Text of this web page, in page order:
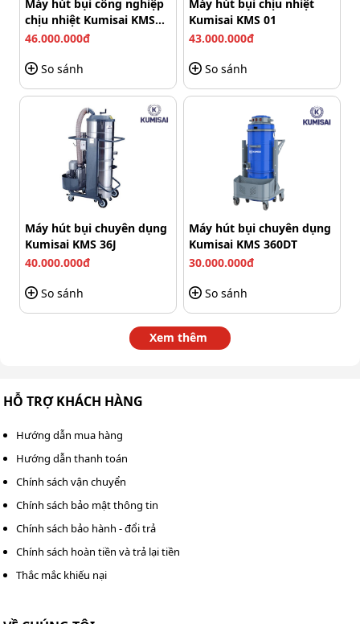
kiệm điện và kéo dài tuổi thọ máy.
Máy hoạt động với 2 động cơ bền bỉ
Với công suất 2400W cùng lưu lượng khí đạt 108L/giây,
sấy khô nhanh bề mặt thảm, ghế hay sàn vải dày chỉ sau
một lần làm việc.
Hệ thống phun – hút kết hợp thông minh
tự động, cho phép phun đều chất tẩy trực tiếp lên bề
mặt thảm hoặc ghế sofa, sau đó hút ngược lại toàn bộ
bụi bẩn và nước thải.
Máy hút bụi công nghiệp
chịu nhiệt Kumisai KMS
01-3F
46.000.000đ
So sánh
Máy hút bụi chịu nhiệt
Kumisai KMS 01
43.000.000đ
So sánh
Máy hút bụi chuyên dụng
Kumisai KMS 36J
40.000.000đ
So sánh
Máy hút bụi chuyên dụng
Kumisai KMS 360DT
30.000.000đ
So sánh
Xem thêm
HỖ TRỢ KHÁCH HÀNG
Hướng dẫn mua hàng
Hướng dẫn thanh toán
Chính sách vận chuyển
Chính sách bảo mật thông tin
Chính sách bảo hành - đổi trả
Chính sách hoàn tiền và trả lại tiền
Thắc mắc khiếu nại